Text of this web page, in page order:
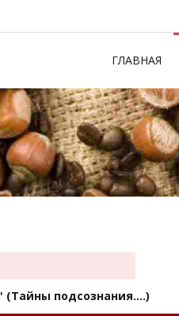
ГЛАВНАЯ
(Тайны подсознания....)